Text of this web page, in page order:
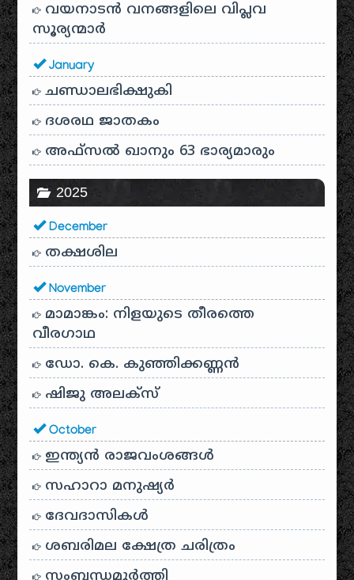
വയനാടൻ വനങ്ങളിലെ വിപ്ലവ
സൂര്യന്മാർ
January
ചണ്ഡാലഭിക്ഷുകി
ദശരഥ ജാതകം
അഫ്സൽ ഖാനും 63 ഭാര്യമാരും
2025
December
തക്ഷശില
November
മാമാങ്കം: നിളയുടെ തീരത്തെ
വീരഗാഥ
ഡോ. കെ. കുഞ്ഞിക്കണ്ണൻ
ഷിജു അലക്സ്
October
ഇന്ത്യൻ രാജവംശങ്ങൾ
സഹാറാ മനുഷ്യർ
ദേവദാസികൾ
ശബരിമല ക്ഷേത്ര ചരിത്രം